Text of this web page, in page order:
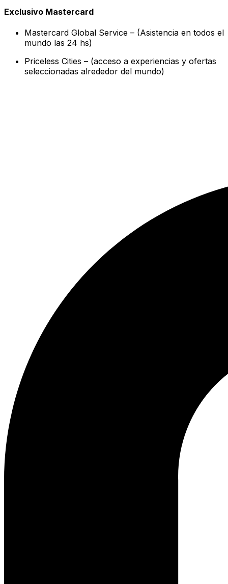
Exclusivo Mastercard
Mastercard Global Service – (Asistencia en todos el
mundo las 24 hs)
Priceless Cities – (acceso a experiencias y ofertas
seleccionadas alrededor del mundo)